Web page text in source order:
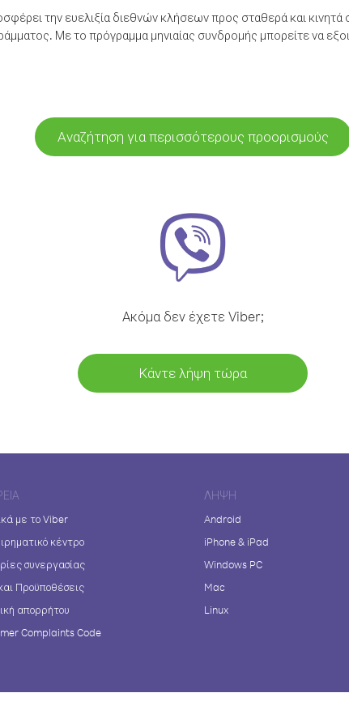
την ευελιξία διεθνών κλήσεων προς σταθερά και κινητά
Με το πρόγραμμα μηνιαίας συνδρομής μπορείτε να
Αναζήτηση για περισσότερους προορισμούς
Ακόμα δεν έχετε Viber;
Κάντε λήψη τώρα
με το Viber
κέντρο
συνεργασίας
Προϋποθέσεις
απορρήτου
Complaints Code
ΛΉΨΗ
Android
iPhone & iPad
Windows PC
Mac
Linux